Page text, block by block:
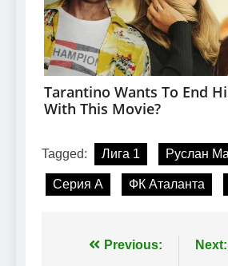
Tagged: Лига 1 Руслан
Серия А ФК Аталанта
Навігація
Previous: Next: